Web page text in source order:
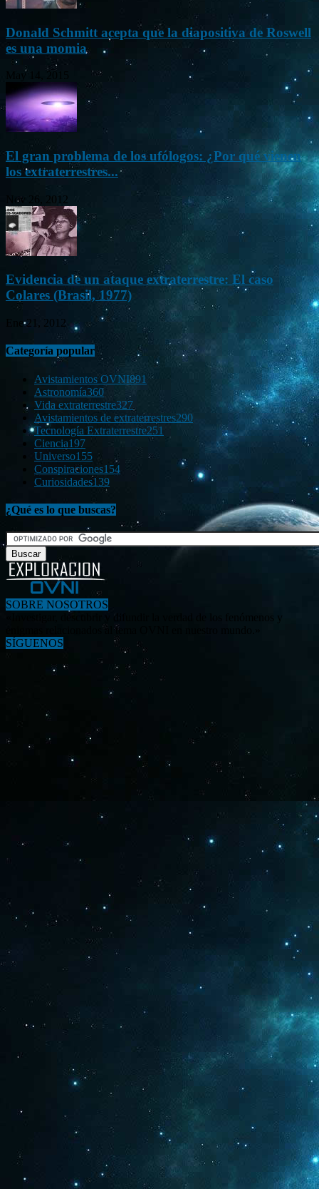
Donald Schmitt acepta que la diapositiva de Roswell
es una momia
May 14, 2015
El gran problema de los ufólogos: ¿Por qué vienen
los extraterrestres...
Nov 26, 2012
Evidencia de un ataque extraterrestre: El caso
Colares (Brasil, 1977)
Ene 21, 2012
Categoría popular
Avistamientos OVNI891
Astronomía360
Vida extraterrestre327
Avistamientos de extraterrestres290
Tecnología Extraterrestre251
Ciencia197
Universo155
Conspiraciones154
Curiosidades139
¿Qué es lo que buscas?
SOBRE NOSOTROS
«Investigar, descubrir y difundir la verdad de los fenómenos y
enigmas relacionados al tema OVNI en nuestro mundo.»
SÍGUENOS